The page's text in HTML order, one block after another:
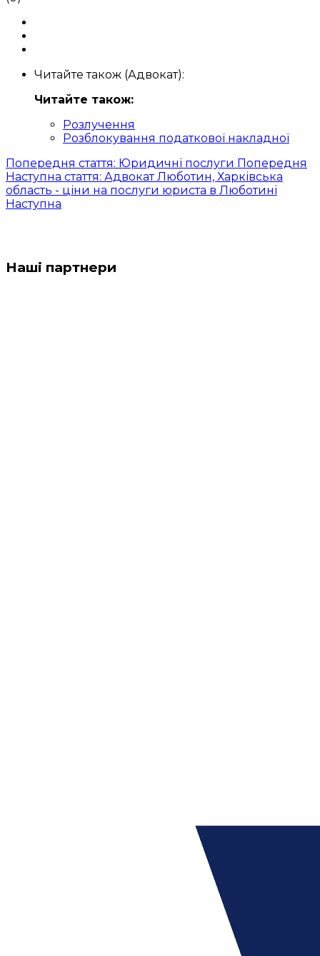
Читайте також (Адвокат):
Читайте також:
Розлучення
Розблокування податкової накладної
Попередня стаття: Юридичні послуги Попередня
Наступна стаття: Адвокат Люботин, Харківська
область - ціни на послуги юриста в Люботині
Наступна
Наші партнери